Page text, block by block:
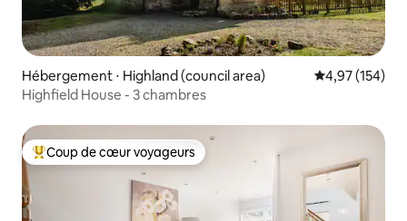
Hébergement ⋅ Highland (council area) Évaluation
4,97 (154)
Highfield House - 3 chambres
Coups de cœur voyageurs les plus appréciés
Coup de cœur voyageurs